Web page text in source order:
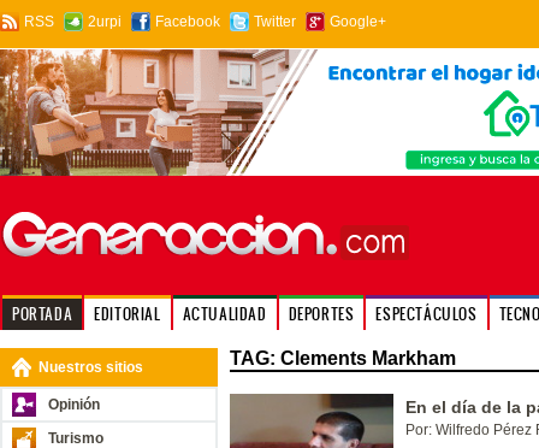
RSS 2urpi Facebook Twitter Google+
PORTADA EDITORIAL ACTUALIDAD DEPORTES ESPECTÁCULOS
Nuestros sitios
Opinión
Turismo
TAG: Clements Markham
En el día de la
Por: Wilfredo Pérez